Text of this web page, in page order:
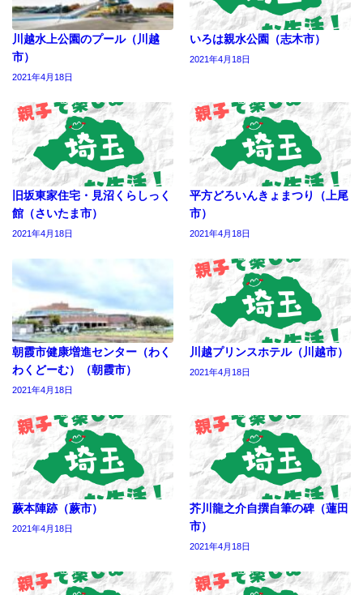
川越水上公園のプール（川越
市）
2021年4月18日
いろは親水公園（志木市）
2021年4月18日
旧坂東家住宅・見沼くらしっく
館（さいたま市）
2021年4月18日
平方どろいんきょまつり（上尾
市）
2021年4月18日
朝霞市健康増進センター（わく
わくどーむ）（朝霞市）
2021年4月18日
川越プリンスホテル（川越市）
2021年4月18日
蕨本陣跡（蕨市）
2021年4月18日
芥川龍之介自撰自筆の碑（蓮田
市）
2021年4月18日